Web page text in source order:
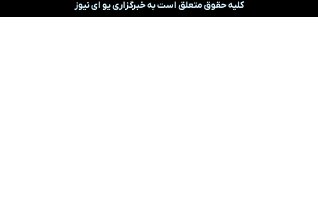
کلیه حقوق متعلق است به خبرگزاری یو ای نیوز